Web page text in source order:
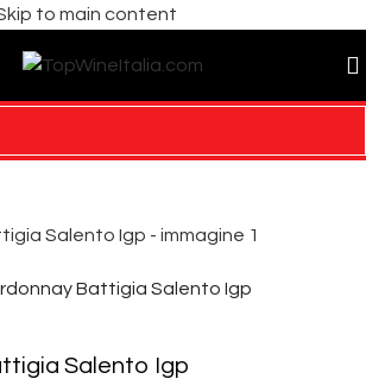
to main content
Battigia Salento Igp
Salento Igp